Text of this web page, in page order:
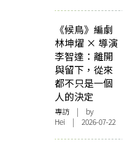
《候鳥》編劇
林坤燿 × 導演
李智達：離開
與留下，從來
都不只是一個
人的決定
專訪 | by
Hei | 2026-07-22